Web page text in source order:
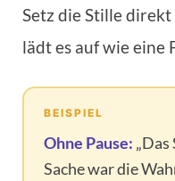
Setz die Stille direkt
lädt es auf wie eine
BEISPIEL
Ohne Pause:
Sache war die